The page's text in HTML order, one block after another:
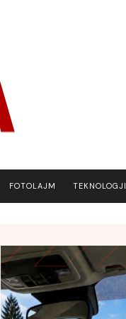
FOTOLAJM TEKNOLOGJI